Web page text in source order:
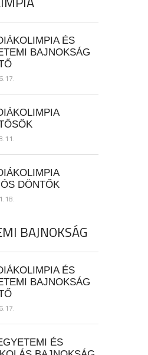
ÉS
BAJNOKSÁG
DÖNTŐK
BAJNOKSÁG
ÉS
BAJNOKSÁG
ÉS